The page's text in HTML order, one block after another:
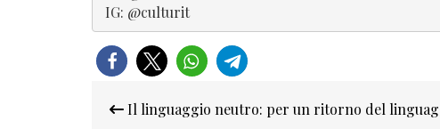
IG: @culturit
Navigazione
Il linguaggio neutro: per un ritorno del